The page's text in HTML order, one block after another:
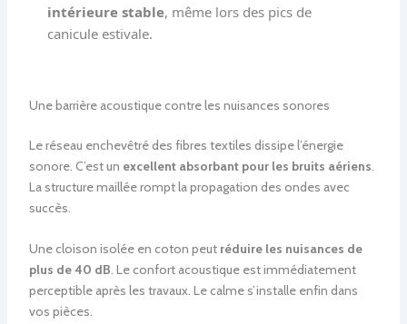
intérieure stable, même lors des pics de
canicule estivale.
Une barrière acoustique contre les nuisances sonores
Le réseau enchevêtré des fibres textiles dissipe l’énergie
sonore. C’est un excellent absorbant pour les bruits aériens.
La structure maillée rompt la propagation des ondes avec
succès.
Une cloison isolée en coton peut réduire les nuisances de
plus de 40 dB. Le confort acoustique est immédiatement
perceptible après les travaux. Le calme s’installe enfin dans
vos pièces.